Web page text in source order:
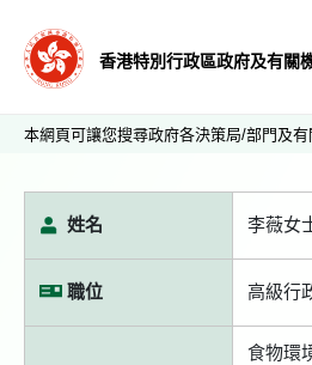
香港特別行政區政府及有關
本網頁可讓您搜尋政府各決策局/部門及
姓名 李薇女
職位 高級行
食物環